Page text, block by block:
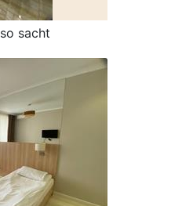
sacht